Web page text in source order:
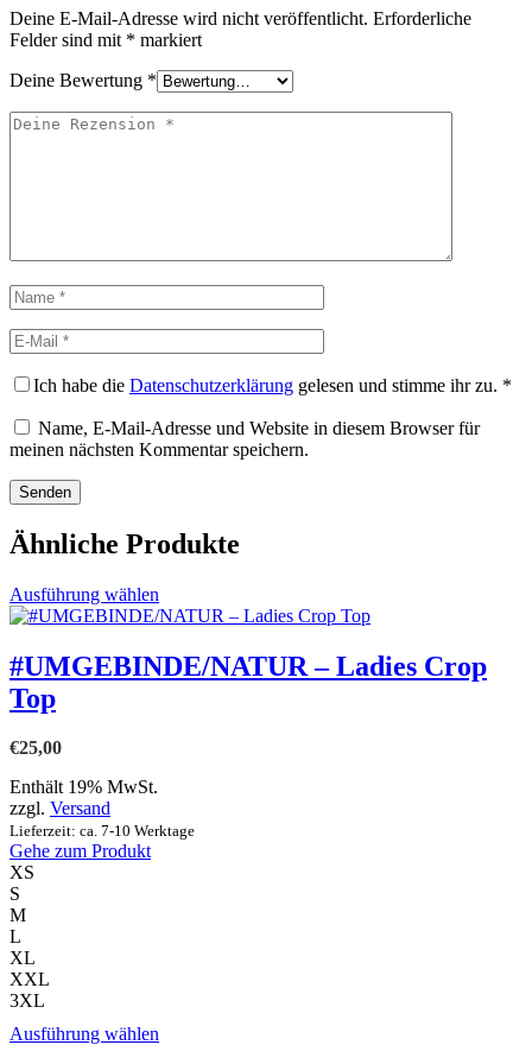
Deine E-Mail-Adresse wird nicht veröffentlicht. Erforderliche
Felder sind mit * markiert
Deine Bewertung *
Deine
Name
E-
Mail
Ich habe die Datenschutzerklärung gelesen und stimme ihr zu. *
Name, E-Mail-Adresse und Website in diesem Browser für
meinen nächsten Kommentar speichern.
Ähnliche Produkte
Ausführung wählen
Produkt
mehrere
Varianten
Produktseite
#UMGEBINDE/NATUR – Ladies Crop
Top
€25,00
Enthält 19% MwSt.
zzgl. Versand
Lieferzeit: ca. 7-10 Werktage
Gehe zum Produkt
XS
S
M
L
XL
XXL
3XL
Ausführung wählen